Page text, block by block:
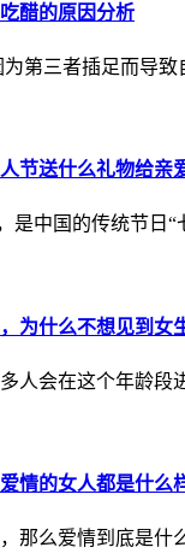
醋的原因分析
第三者插足而导
节送什么礼物给亲
是中国的传统节日“
为什么不想见到女
人会在这个年龄段
情的女人都是什么
那么爱情到底是什